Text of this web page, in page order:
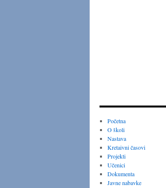
Početna
O školi
Nastava
Kretaivni časovi
Projekti
Učenici
Dokumenta
Javne nabavke